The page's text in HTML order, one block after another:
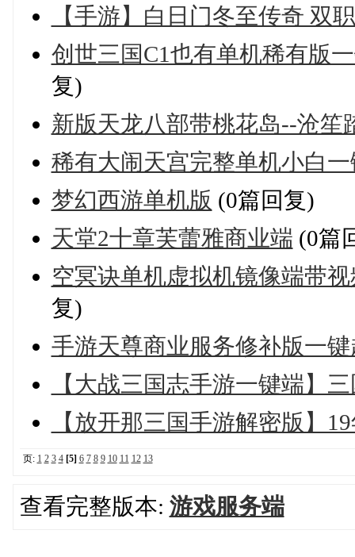
【手游】白日门冬至传奇 双
创世三国C1也有单机稀有版
复)
新版天龙八部带桃花岛--沧笙
稀有大闹天宫完整单机小白
梦幻西游单机版 (0篇回复)
天堂2十章芙蕾雅商业端 (0篇
空冥诀单机虚拟机镜像端带
复)
手游天尊商业服务修补版一
【大战三国志手游一键端】
【放开那三国手游解密版】
页: 1 2 3 4 [5] 6 7 8 9 10 11 12 13
查看完整版本: 游戏服务端